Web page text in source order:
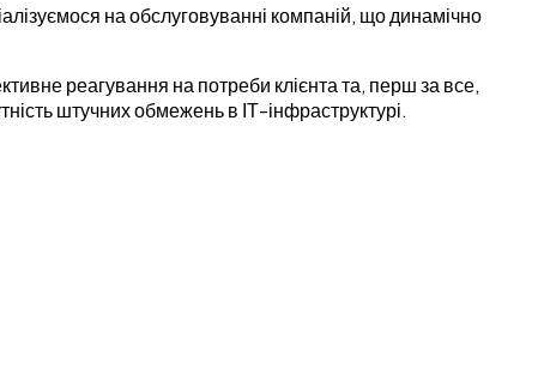
на обслуговуванні компаній, що динамічно
реагування на потреби клієнта та, перш за все,
штучних обмежень в ІТ-інфраструктурі.